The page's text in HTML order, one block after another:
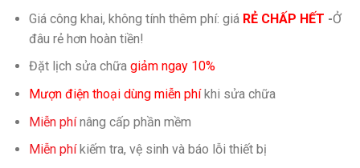
Giá công khai, không tính thêm phí: giá RẺ CHẤP HẾT -Ở
đâu rẻ hơn hoàn tiền!
Đặt lịch sửa chữa giảm ngay 10%
Mượn điện thoại dùng miễn phíkhi sửa chữa
Miễn phínâng cấp phần mềm
Miễn phíkiếm tra, vệ sinh và báo lỗi thiết bị